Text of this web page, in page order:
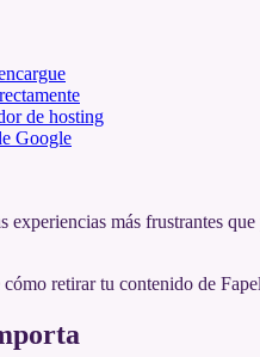
de hosting
Google
más frustrantes
retirar tu contenido de